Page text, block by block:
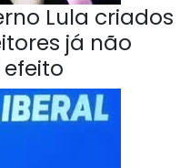
Lula criados
já não